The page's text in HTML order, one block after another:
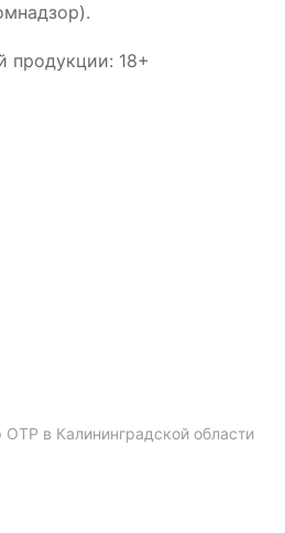
продукции: 18+
ОТР в Калининградской области